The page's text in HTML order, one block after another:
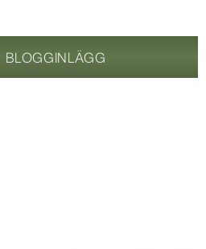
BLOGGINLÄGG